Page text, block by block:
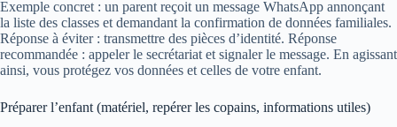
Exemple concret : un parent reçoit un message WhatsApp annonçant
la liste des classes et demandant la confirmation de données familiales.
Réponse à éviter : transmettre des pièces d’identité. Réponse
recommandée : appeler le secrétariat et signaler le message. En agissant
ainsi, vous protégez vos données et celles de votre enfant.
Préparer l’enfant (matériel, repérer les copains, informations utiles)